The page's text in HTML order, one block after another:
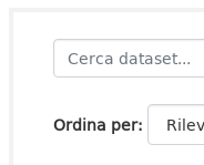
Ordina per